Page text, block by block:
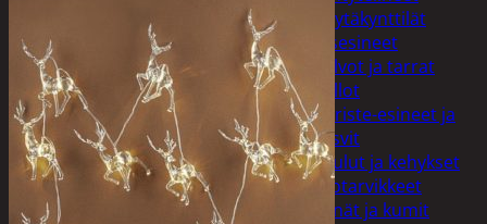
Pöytäkynttilät
Sisustusesineet
Kalvot ja tarrat
Kellot
Koriste-esineet ja
kasvit
Taulut ja kehykset
Toimistotarvikkeet
Kynät ja kumit